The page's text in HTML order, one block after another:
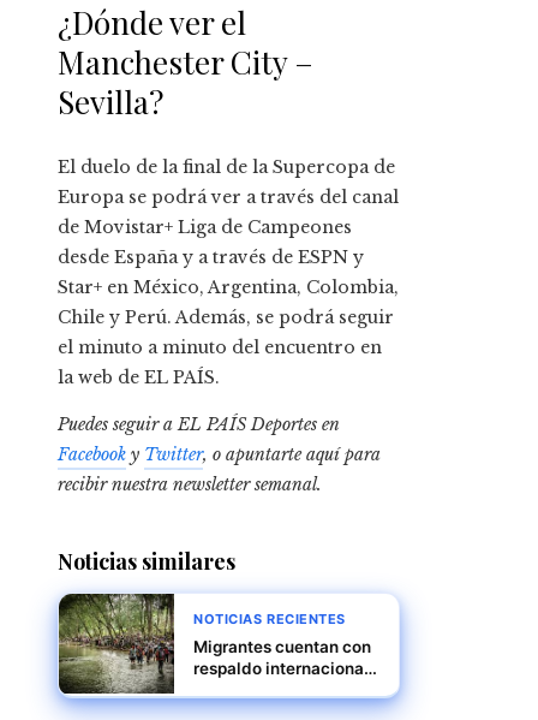
¿Dónde ver el
Manchester City –
Sevilla?
El duelo de la final de la Supercopa de
Europa se podrá ver a través del canal
de Movistar+ Liga de Campeones
desde España y a través de ESPN y
Star+ en México, Argentina, Colombia,
Chile y Perú. Además, se podrá seguir
el minuto a minuto del encuentro en
la web de EL PAÍS.
Puedes seguir a EL PAÍS Deportes en
Facebook y Twitter, o apuntarte aquí para
recibirnuestra newsletter semanal.
Noticias similares
NOTICIAS RECIENTES
Migrantes cuentan con
respaldo internacional,